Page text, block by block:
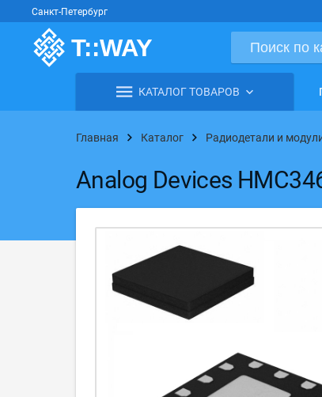
Санкт-Петербург
КАТАЛОГ ТОВАРОВ
Главная Каталог Радиодетали и
Analog Devices